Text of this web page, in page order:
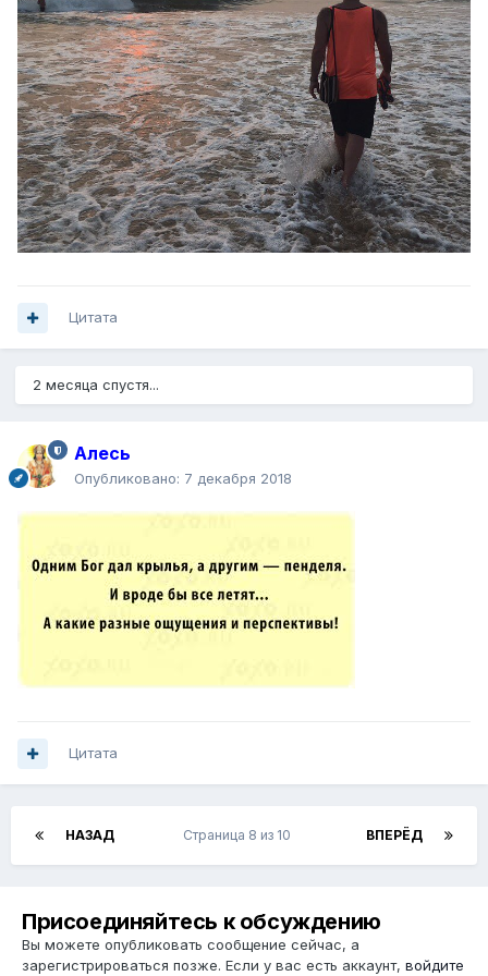
Цитата
2 месяца спустя...
Алесь
Опубликовано: 7 декабря 2018
Цитата
НАЗАД ВПЕРЁД
Страница 8 из 10
Присоединяйтесь к обсуждению
Вы можете опубликовать сообщение сейчас, а
зарегистрироваться позже. Если у вас есть аккаунт, войдите